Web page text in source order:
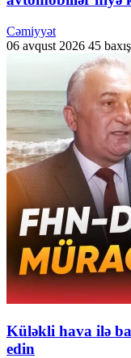
Cəmiyyət
06 avqust 2026 45 baxış
Küləkli hava ilə
edin